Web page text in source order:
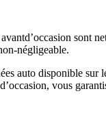
sont
négligeable.
auto disponible sur
vous